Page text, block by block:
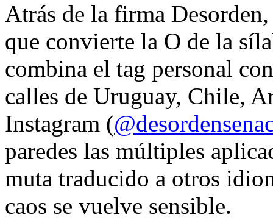
Atrás de la firma
que convierte la O de la
combina el tag personal
calles de Uruguay, Chile,
Instagram (
paredes las múltiples
muta traducido a otros
caos se vuelve sensible.